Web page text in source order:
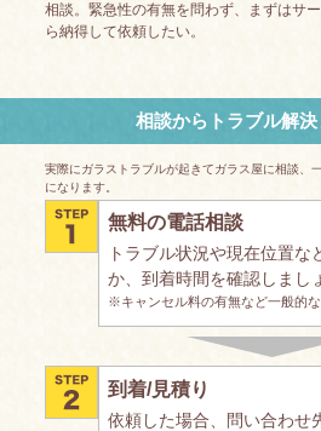
相談。緊急性の有無を問わず、まずはサ
ら納得して依頼したい。
相談からトラブル解
実際にガラストラブルが起きてガラス屋に相談、
になります。
無料の電話相談
トラブル状況や現在位置な
か、到着時間を確認しまし
※キャンセル料の有無など一般的
到着/見積り
依頼した場合、問い合わせ